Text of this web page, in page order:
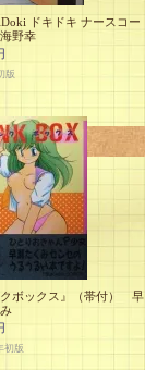
ドキドキ ナースコー
野幸
版
クボックス』（帯付） 早
初版